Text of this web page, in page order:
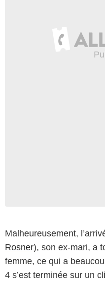
Malheureusement,
Rosner), son ex-mari, a
femme, ce qui a
4 s’est terminée sur un